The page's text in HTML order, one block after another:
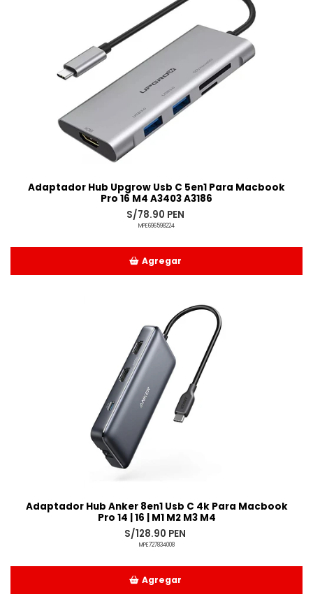
Adaptador Hub Upgrow Usb C 5en1 Para Macbook
Pro 16 M4 A3403 A3186
S/78.90 PEN
MPE696598224
Agregar
Adaptador Hub Anker 8en1 Usb C 4k Para Macbook
Pro 14 | 16 | M1 M2 M3 M4
S/128.90 PEN
MPE727834008
Agregar